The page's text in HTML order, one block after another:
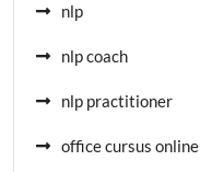
nlp
nlp coach
nlp practitioner
office cursus online